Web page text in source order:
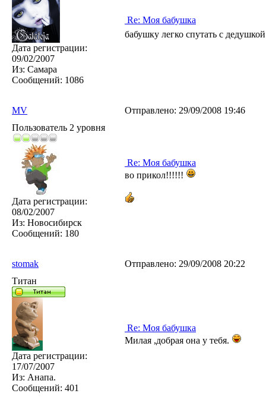
Дата регистрации:
09/02/2007
Из: Самара
Сообщений: 1086
Re: Моя бабушка
бабушку легко спутать с
MV Отправлено: 29/09/2008 19:46
Пользователь 2 уровня
Дата регистрации:
08/02/2007
Из: Новосибирск
Сообщений: 180
Re: Моя бабушка
во прикол!!!!!!
stomak Отправлено: 29/09/2008 20:22
Титан
Дата регистрации:
17/07/2007
Из: Анапа.
Сообщений: 401
Re: Моя бабушка
Милая ,добрая она у тебя.